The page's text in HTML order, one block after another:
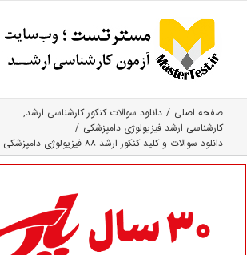
content
صفحه اصلی
دانلود سوالات کنکور کارشناسی ارشد
کارشناسی ارشد فیزیولوژی دامپزشکی
دانلود سوالات و کلید کنکور ارشد ۸۸ فیزیولوژی دامپزشکی (رایگان)